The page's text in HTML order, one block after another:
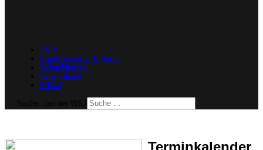
SVW
Ergebnisdienst & Portal
Schachjugend
Verein finden
E-Mail
Terminkalender